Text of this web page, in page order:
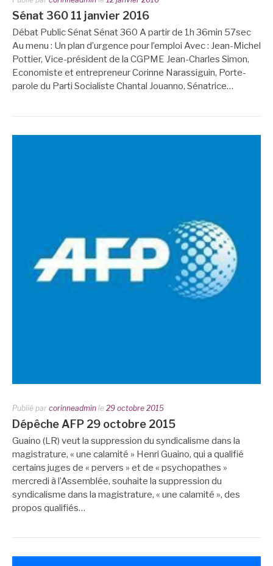
Sénat 360 11 janvier 2016
Débat Public Sénat Sénat 360 A partir de 1h 36min 57sec
Au menu : Un plan d’urgence pour l’emploi Avec : Jean-Michel
Pottier, Vice-président de la CGPME Jean-Charles Simon,
Economiste et entrepreneur Corinne Narassiguin, Porte-
parole du Parti Socialiste Chantal Jouanno, Sénatrice…
Publié par corinneadmin le 29 octobre 2015
Dépêche AFP 29 octobre 2015
Guaino (LR) veut la suppression du syndicalisme dans la
magistrature, « une calamité » Henri Guaino, qui a qualifié
certains juges de « pervers » et de « psychopathes »
mercredi à l’Assemblée, souhaite la suppression du
syndicalisme dans la magistrature, « une calamité », des
propos qualifiés…